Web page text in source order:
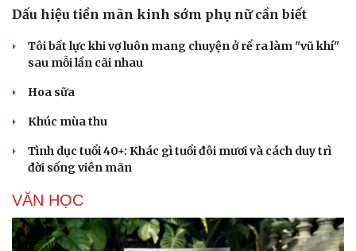
Dấu hiệu tiền mãn kinh sớm phụ nữ cần biết
Tôi bất lực khi vợ luôn mang chuyện ở rể ra làm "vũ khí"
sau mỗi lần cãi nhau
Hoa sữa
Khúc mùa thu
Tình dục tuổi 40+: Khác gì tuổi đôi mươi và cách duy trì
đời sống viên mãn
VĂN HỌC